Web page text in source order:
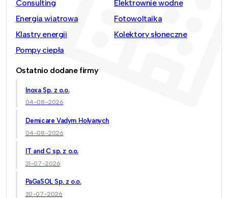
Consulting
Elektrownie wodne
Energia wiatrowa
Fotowoltaika
Klastry energii
Kolektory słoneczne
Pompy ciepła
Ostatnio dodane firmy
Inoxa Sp. z o.o.
04-08-2026
Demicare Vadym Holyanych
04-08-2026
IT and C sp. z o.o.
31-07-2026
PaGaSOL Sp. z o.o.
30-07-2026